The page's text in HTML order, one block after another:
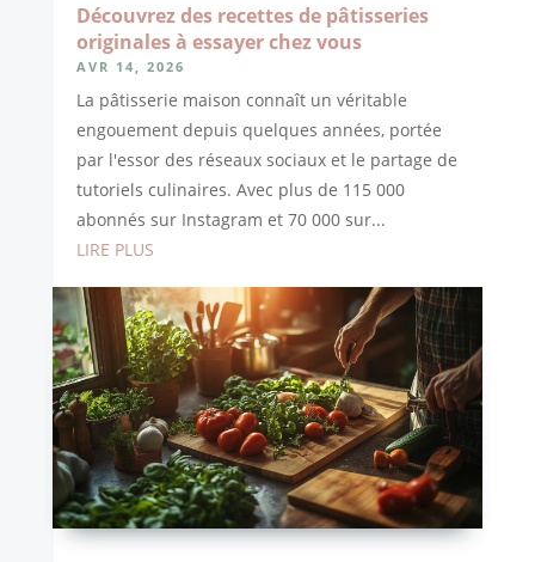
Découvrez des recettes de pâtisseries
originales à essayer chez vous
AVR 14, 2026
La pâtisserie maison connaît un véritable
engouement depuis quelques années, portée
par l'essor des réseaux sociaux et le partage de
tutoriels culinaires. Avec plus de 115 000
abonnés sur Instagram et 70 000 sur...
LIRE PLUS